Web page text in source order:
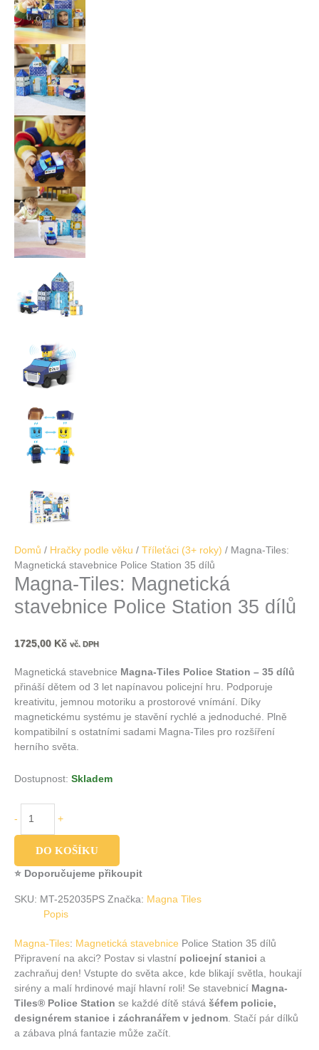
Domů / Hračky podle věku / Tříleťáci (3+ roky) / Magna-Tiles:
Magnetická stavebnice Police Station 35 dílů
Magna-Tiles: Magnetická
stavebnice Police Station 35 dílů
1725,00 Kč vč. DPH
Magnetická stavebnice Magna-Tiles Police Station – 35 dílů
přináší dětem od 3 let napínavou policejní hru. Podporuje
kreativitu, jemnou motoriku a prostorové vnímání. Díky
magnetickému systému je stavění rychlé a jednoduché. Plně
kompatibilní s ostatními sadami Magna-Tiles pro rozšíření
herního světa.
Dostupnost: Skladem
- +
DO KOŠÍKU
⭐ Doporučujeme přikoupit
SKU: MT-252035PS Značka: Magna Tiles
Popis
Magna-Tiles: Magnetická stavebnice Police Station 35 dílů
Připravení na akci? Postav si vlastní policejní stanici a
zachraňuj den! Vstupte do světa akce, kde blikají světla, houkají
sirény a malí hrdinové mají hlavní roli! Se stavebnicí Magna-
Tiles® Police Station se každé dítě stává šéfem policie,
designérem stanice i záchranářem v jednom. Stačí pár dílků
a zábava plná fantazie může začít.